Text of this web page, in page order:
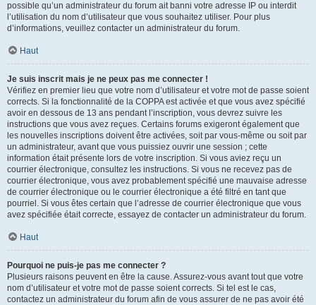
possible qu’un administrateur du forum ait banni votre adresse IP ou interdit
l’utilisation du nom d’utilisateur que vous souhaitez utiliser. Pour plus
d’informations, veuillez contacter un administrateur du forum.
Haut
Je suis inscrit mais je ne peux pas me connecter !
Vérifiez en premier lieu que votre nom d’utilisateur et votre mot de passe soient
corrects. Si la fonctionnalité de la COPPA est activée et que vous avez spécifié
avoir en dessous de 13 ans pendant l’inscription, vous devrez suivre les
instructions que vous avez reçues. Certains forums exigeront également que
les nouvelles inscriptions doivent être activées, soit par vous-même ou soit par
un administrateur, avant que vous puissiez ouvrir une session ; cette
information était présente lors de votre inscription. Si vous aviez reçu un
courrier électronique, consultez les instructions. Si vous ne recevez pas de
courrier électronique, vous avez probablement spécifié une mauvaise adresse
de courrier électronique ou le courrier électronique a été filtré en tant que
pourriel. Si vous êtes certain que l’adresse de courrier électronique que vous
avez spécifiée était correcte, essayez de contacter un administrateur du forum.
Haut
Pourquoi ne puis-je pas me connecter ?
Plusieurs raisons peuvent en être la cause. Assurez-vous avant tout que votre
nom d’utilisateur et votre mot de passe soient corrects. Si tel est le cas,
contactez un administrateur du forum afin de vous assurer de ne pas avoir été